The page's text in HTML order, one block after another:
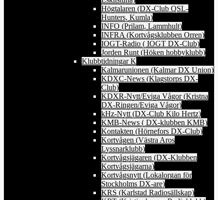
Högtalaren (DX-Club QSL-
Hunters, Kumla)
INFO (Prilam, Lammhult)
INFRA (Kortvågsklubben Orren)
IOGT-Radio ( IOGT DX-Club)
Jorden Runt (Höken hobbyklubb)
Klubbtidningar K
Kalmarunionen (Kalmar DX Union)
KDXC-News (Klagstorps DX-
Club)
KDXR-Nytt/Eviga Vågor (Kristna
DX-Ringen/Eviga Vågor)
kHz-Nytt (DX-Club Kilo Hertz)
KMB-News ( DX-klubben KMB)
Kontakten (Hörnefors DX-Club)
Kortvågen (Västra Aros
Lyssnarklubb)
Kortvågsjägaren (DX-Klubben
Kortvågsjägarna)
Kortvågsnytt (Lokalorgan för
Stockholms DX-are)
KRS (Karlstad Radiosällskap)